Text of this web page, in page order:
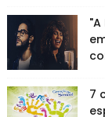
7